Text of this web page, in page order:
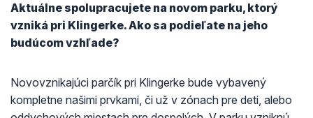
Aktuálne spolupracujete na novom parku, ktorý
vzniká pri Klingerke. Ako sa podieľate na jeho
budúcom vzhľade?
Novovznikajúci parčík pri Klingerke bude vybavený
kompletne našimi prvkami, či už v zónach pre deti, alebo